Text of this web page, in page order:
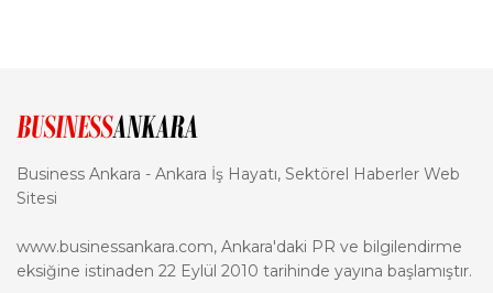
Business Ankara - Ankara İş Hayatı, Sektörel Haberler Web
Sitesi
www.businessankara.com, Ankara'daki PR ve bilgilendirme
eksiğine istinaden 22 Eylül 2010 tarihinde yayına başlamıştır.